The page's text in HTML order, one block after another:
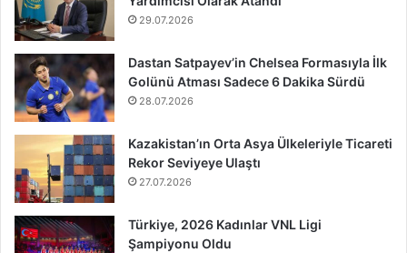
29.07.2026
Dastan Satpayev’in Chelsea Formasıyla İlk
Golünü Atması Sadece 6 Dakika Sürdü
28.07.2026
Kazakistan’ın Orta Asya Ülkeleriyle Ticareti
Rekor Seviyeye Ulaştı
27.07.2026
Türkiye, 2026 Kadınlar VNL Ligi
Şampiyonu Oldu